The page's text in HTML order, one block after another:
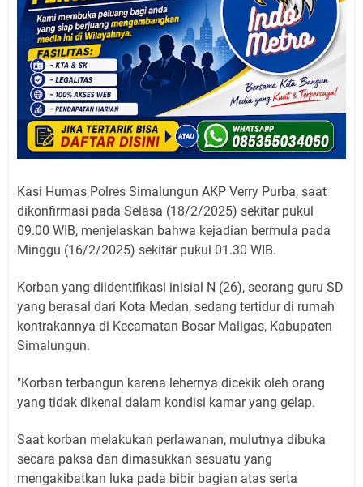
Kasi Humas Polres Simalungun AKP Verry Purba, saat
dikonfirmasi pada Selasa (18/2/2025) sekitar pukul
09.00 WIB, menjelaskan bahwa kejadian bermula pada
Minggu (16/2/2025) sekitar pukul 01.30 WIB.
Korban yang diidentifikasi inisial N (26), seorang guru SD
yang berasal dari Kota Medan, sedang tertidur di rumah
kontrakannya di Kecamatan Bosar Maligas, Kabupaten
Simalungun.
"Korban terbangun karena lehernya dicekik oleh orang
yang tidak dikenal dalam kondisi kamar yang gelap.
Saat korban melakukan perlawanan, mulutnya dibuka
secara paksa dan dimasukkan sesuatu yang
mengakibatkan luka pada bibir bagian atas serta